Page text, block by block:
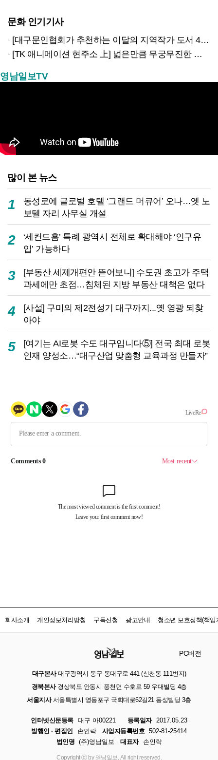
문화 인기기사
[대구문인협회가 추천하는 이달의 지역작가 도서 4권]
[TK 애니메이션 현주소 上] 넓은만큼 무궁무진한 이야기…경북은 ‘스토리 IP’의 원천
영남일보TV
많이 본 뉴스
1
동성로에 글로벌 호텔 ‘그랜드 머큐어’ 오나…옛 노
보텔 자리 사무실 개설
2
‘세컨드홈’ 특례 광역시 전체로 확대해야 ‘인구유
입’ 가능하다
3
[부동산 세제개편안 뜯어보니] 수도권 초고가 주택
과세에만 초점…침체된 지방 부동산 대책은 없다
4
[사설] 구미의 제2전성기 대구까지...옛 영광 되찾
아야
5
[여기는 AI로봇 수도 대구입니다⑤] 전국 최대 로봇
인재 양성소…“대구산업 맞춤형 교육과정 만들자”
회사소개 개인정보처리방침 구독신청 광고안내 청소년 보호정책(책임
PC버전
대구본사대구광역시 동구 동대구로 441 (신천동 111번지)
경북본사경상북도 안동시 풍천면 수호로 59 우대빌딩 4층
서울지사서울특별시 영등포구 국회대로62길21 동성빌딩 3층
인터넷신문등록 대구 아00221 등록일자
2017.05.23
발행인 · 편집인
손인락 사업자등록번호 502-81-25414
법인명 (주)영남일보 대표자 손인락
Copyright ⓒ by 영남일보, All right reserved.